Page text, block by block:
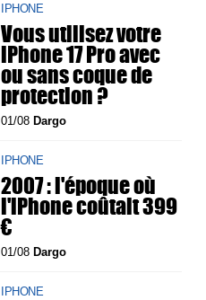
IPHONE
Vous utilisez votre
iPhone 17 Pro avec
ou sans coque de
protection ?
01/08 Dargo
IPHONE
2007 : l'époque où
l'iPhone coûtait 399
€
01/08 Dargo
IPHONE